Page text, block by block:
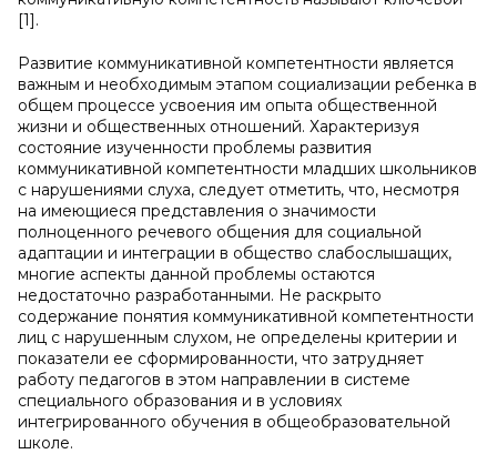
[1].
Развитие коммуникативной компетентности является
важным и необходимым этапом социализации ребенка в
общем процессе усвоения им опыта общественной
жизни и общественных отношений. Характеризуя
состояние изученности проблемы развития
коммуникативной компетентности младших школьников
с нарушениями слуха, следует отметить, что, несмотря
на имеющиеся представления о значимости
полноценного речевого общения для социальной
адаптации и интеграции в общество слабослышащих,
многие аспекты данной проблемы остаются
недостаточно разработанными. Не раскрыто
содержание понятия коммуникативной компетентности
лиц с нарушенным слухом, не определены критерии и
показатели ее сформированности, что затрудняет
работу педагогов в этом направлении в системе
специального образования и в условиях
интегрированного обучения в общеобразовательной
школе.